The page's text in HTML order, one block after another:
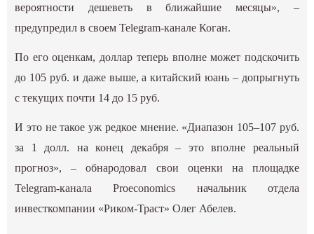
вероятности дешеветь в ближайшие месяцы», –
предупредил в своем Telegram-канале Коган.
По его оценкам, доллар теперь вполне может подскочить
до 105 руб. и даже выше, а китайский юань – допрыгнуть
с текущих почти 14 до 15 руб.
И это не такое уж редкое мнение. «Диапазон 105–107 руб.
за 1 долл. на конец декабря – это вполне реальный
прогноз», – обнародовал свои оценки на площадке
Telegram-канала Proeconomics начальник отдела
инвесткомпании «Риком-Траст» Олег Абелев.